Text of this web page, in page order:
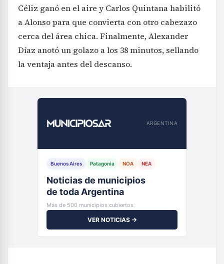
Céliz ganó en el aire y Carlos Quintana habilitó
a Alonso para que convierta con otro cabezazo
cerca del área chica. Finalmente, Alexander
Díaz anotó un golazo a los 38 minutos, sellando
la ventaja antes del descanso.
ARGENTINA
Buenos Aires Patagonia NOA NEA
Noticias de municipios
de toda Argentina
Más de 500 municipios cubiertos
VER NOTICIAS →